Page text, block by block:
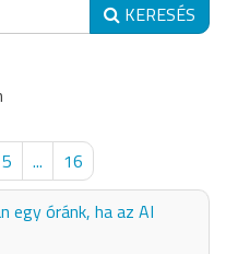
KERESÉS
5 ...
16
egy óránk, ha az AI